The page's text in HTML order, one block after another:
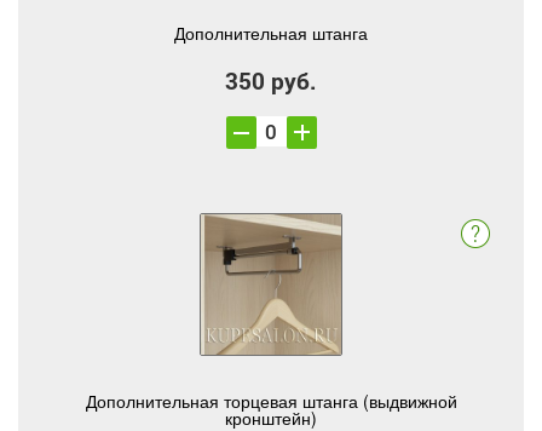
Дополнительная штанга
350 руб.
Дополнительная торцевая штанга (выдвижной
кронштейн)